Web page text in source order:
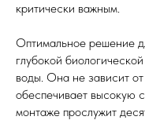
критически важным.
Оптимальное решение
глубокой
воды. Она не зависит от
обеспечивает высокую
монтаже прослужит